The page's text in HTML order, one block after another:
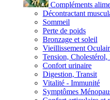
Compléments
Décontractant
Sommeil
Perte de poids
Bronzage et soleil
Vieillissement
Tension, Cholestérol,
Confort urinaire
Digestion, Transit
Vitalité - Immunité
Symptômes